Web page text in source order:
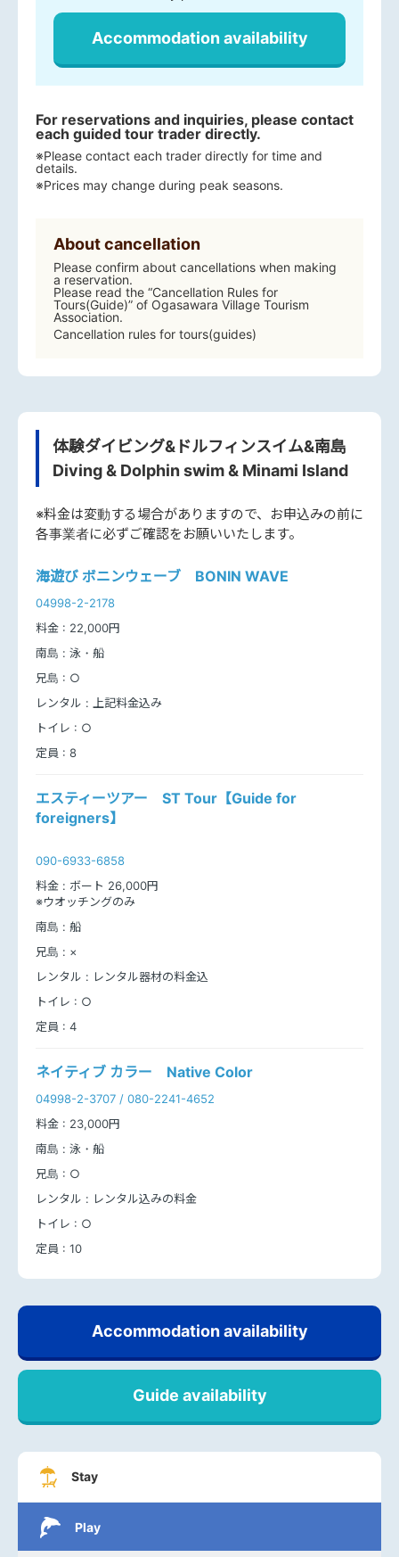
Accommodation availability
For reservations and inquiries, please contact
each guided tour trader directly.
※Please contact each trader directly for time and
details.
※Prices may change during peak seasons.
About cancellation
Please confirm about cancellations when making
a reservation.
Please read the “Cancellation Rules for
Tours(Guide)” of Ogasawara Village Tourism
Association.
Cancellation rules for tours(guides)
体験ダイビング&ドルフィンスイム&南島
Diving & Dolphin swim & Minami Island
※料金は変動する場合がありますので、お申込みの前に
各事業者に必ずご確認をお願いいたします。
海遊び ボニンウェーブ BONIN WAVE
04998-2-2178
料金 : 22,000円
南島 : 泳・船
兄島 : ○
レンタル :
上記料金込み
トイレ : ○
定員 : 8
エスティーツアー ST Tour【Guide for
foreigners】
090-6933-6858
料金 : ボート 26,000円
※ウオッチングのみ
南島 : 船
兄島 : ×
レンタル : レンタル器材の料金込
トイレ : ○
定員 : 4
ネイティブ カラー Native Color
04998-2-3707 / 080-2241-4652
料金 : 23,000円
南島 : 泳・船
兄島 : ○
レンタル : レンタル込みの料金
トイレ : ○
定員 : 10
Accommodation availability
Guide availability
Stay
Play